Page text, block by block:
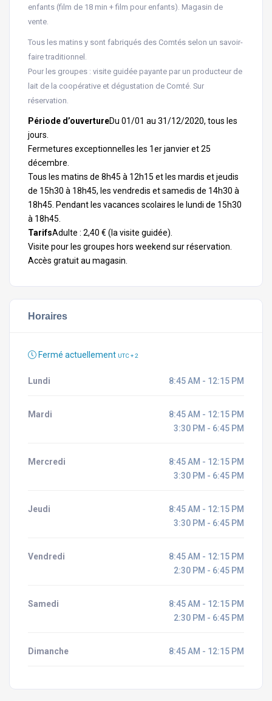
enfants (film de 18 min + film pour enfants). Magasin de
vente.
Tous les matins y sont fabriqués des Comtés selon un savoir-
faire traditionnel.
Pour les groupes : visite guidée payante par un producteur de
lait de la coopérative et dégustation de Comté. Sur
réservation.
Période d’ouvertureDu 01/01 au 31/12/2020, tous les
jours.
Fermetures exceptionnelles les 1er janvier et 25
décembre.
Tous les matins de 8h45 à 12h15 et les mardis et jeudis
de 15h30 à 18h45, les vendredis et samedis de 14h30 à
18h45. Pendant les vacances scolaires le lundi de 15h30
à 18h45.
TarifsAdulte : 2,40 € (la visite guidée).
Visite pour les groupes hors weekend sur réservation.
Accès gratuit au magasin.
Horaires
Fermé actuellement UTC + 2
Lundi 8:45 AM - 12:15 PM
Mardi
8:45 AM - 12:15 PM
3:30 PM - 6:45 PM
Mercredi
8:45 AM - 12:15 PM
3:30 PM - 6:45 PM
Jeudi
8:45 AM - 12:15 PM
3:30 PM - 6:45 PM
Vendredi
8:45 AM - 12:15 PM
2:30 PM - 6:45 PM
Samedi
8:45 AM - 12:15 PM
2:30 PM - 6:45 PM
Dimanche 8:45 AM - 12:15 PM